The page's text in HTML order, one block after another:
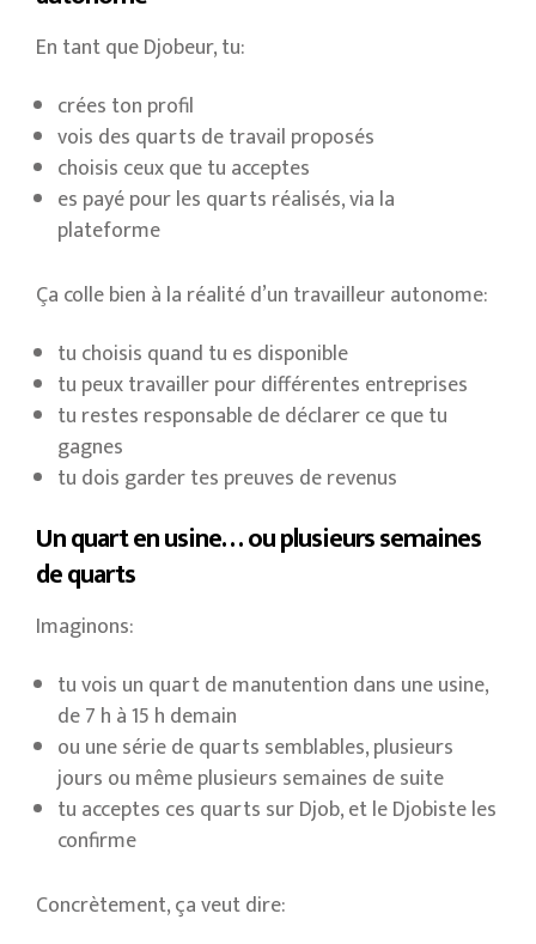
En tant que Djobeur, tu:
crées ton profil
vois des quarts de travail proposés
choisis ceux que tu acceptes
es payé pour les quarts réalisés, via la
plateforme
Ça colle bien à la réalité d’un travailleur autonome:
tu choisis quand tu es disponible
tu peux travailler pour différentes entreprises
tu restes responsable de déclarer ce que tu
gagnes
tu dois garder tes preuves de revenus
Un quart en usine… ou plusieurs semaines
de quarts
Imaginons:
tu vois un quart de manutention dans une usine,
de 7 h à 15 h demain
ou une série de quarts semblables, plusieurs
jours ou même plusieurs semaines de suite
tu acceptes ces quarts sur Djob, et le Djobiste les
confirme
Concrètement, ça veut dire: